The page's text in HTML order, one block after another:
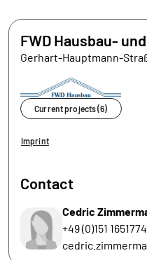
FWD Hausbau-
Gerhart-Hauptmann-
Current projects (6)
Imprint
Contact
Cedric
+49 (0)151